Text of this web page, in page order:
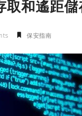
取和遙距
保安指南